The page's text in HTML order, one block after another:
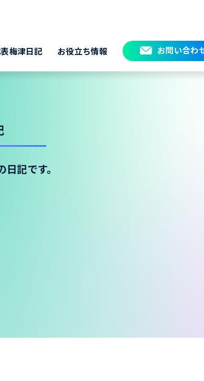
梅津日記 お役立ち情報 お問い合わ
記です。